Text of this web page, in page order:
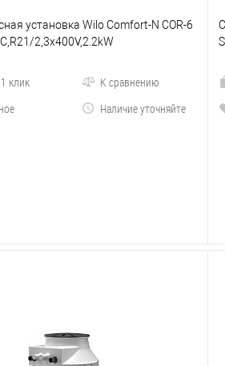
установка Wilo Comfort-N COR-6
2,3x400V,2.2kW
клик
К сравнению
Наличие уточняйте